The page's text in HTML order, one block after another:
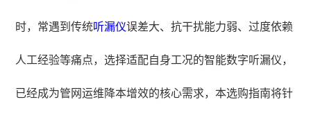
时，常遇到传统听漏仪误差大、抗干扰能力弱、过度依赖
人工经验等痛点，选择适配自身工况的智能数字听漏仪，
已经成为管网运维降本增效的核心需求，本选购指南将针